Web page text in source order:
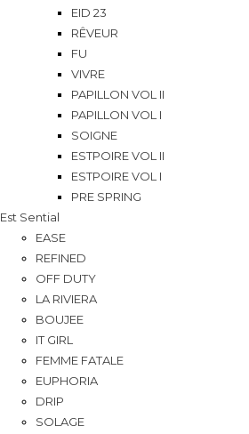
EID 23
RÊVEUR
FU
VIVRE
PAPILLON VOL II
PAPILLON VOL I
SOIGNE
ESTPOIRE VOL II
ESTPOIRE VOL I
PRE SPRING
Est Sential
EASE
REFINED
OFF DUTY
LA RIVIERA
BOUJEE
IT GIRL
FEMME FATALE
EUPHORIA
DRIP
SOLAGE